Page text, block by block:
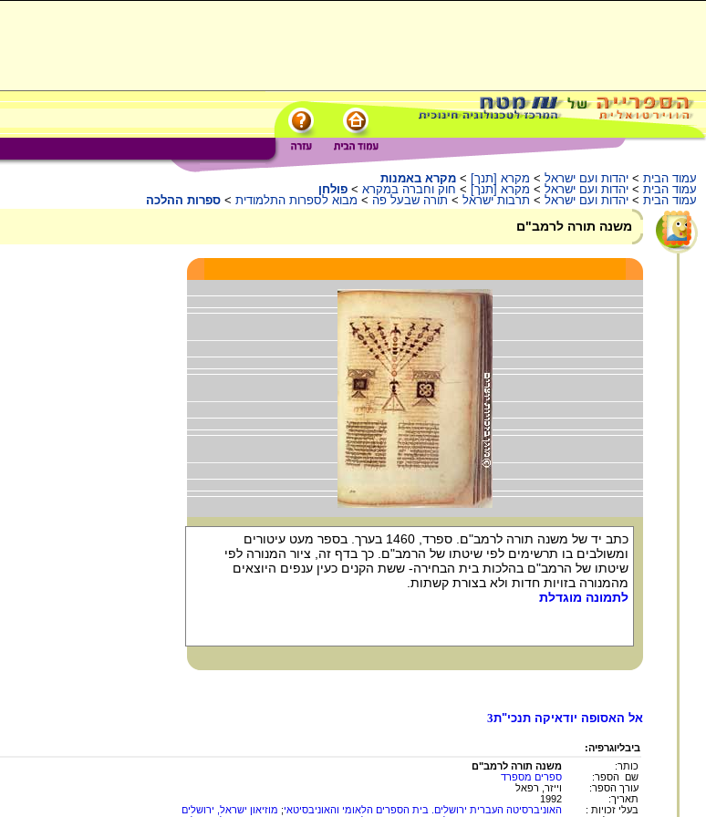
עמוד הבית > יהדות ועם ישראל > מקרא [תנך] > מקרא באמנות
עמוד הבית > יהדות ועם ישראל > מקרא [תנך] > חוק וחברה במקרא > פולחן
עמוד הבית > יהדות ועם ישראל > תרבות ישראל > תורה שבעל פה > מבוא לספרות התלמודית > ספרות ההלכה
משנה תורה לרמב"ם
כתב יד של משנה תורה לרמב"ם. ספרד, 1460 בערך. בספר מעט עיטורים
ומשולבים בו תרשימים לפי שיטתו של הרמב"ם. כך בדף זה, ציור המנורה לפי
שיטתו של הרמב"ם בהלכות בית הבחירה- ששת הקנים כעין ענפים היוצאים
מהמנורה בזויות חדות ולא בצורת קשתות.
לתמונה מוגדלת
אל האסופה יודאיקה תנכי"ת3
ביבליוגרפיה:
כותר:
משנה תורה לרמב"ם
שם הספר:
ספרים מספרד
עורך הספר:
וייזר, רפאל
תאריך:
1992
בעלי זכויות :
האוניברסיטה העברית ירושלים. בית הספרים הלאומי והאוניבסיטאי; מוזיאון ישראל, ירושלים